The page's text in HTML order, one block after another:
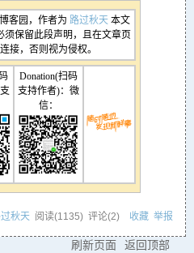
客园，作者为 路过秋天本文
须保留此段声明，且在文章页
接，否则视为侵权。
Donation(扫码
支持作者)：微
信：
秋天 阅读(1135) 评论(2) 收藏 举报
刷新页面 返回顶部